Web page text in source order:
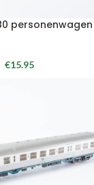
personenwagen
€15.95